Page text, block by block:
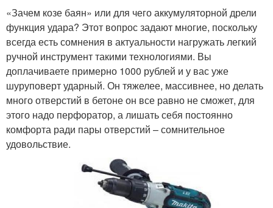
«Зачем козе баян» или для чего аккумуляторной дрели
функция удара? Этот вопрос задают многие, поскольку
всегда есть сомнения в актуальности нагружать легкий
ручной инструмент такими технологиями. Вы
доплачиваете примерно 1000 рублей и у вас уже
шуруповерт ударный. Он тяжелее, массивнее, но делать
много отверстий в бетоне он все равно не сможет, для
этого надо перфоратор, а лишать себя постоянно
комфорта ради пары отверстий – сомнительное
удовольствие.